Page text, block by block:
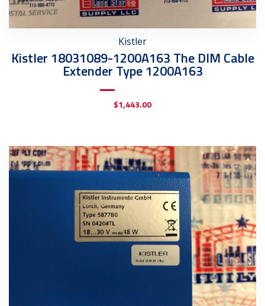
Kistler
Kistler 18031089-1200A163 The DIM Cable
Extender Type 1200A163
$1,443.00